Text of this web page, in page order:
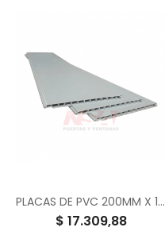
PLACAS DE PVC 200MM X 10MM X 6MTS LISAS REF JUNTA SECA BLANCO
$ 17.309,88